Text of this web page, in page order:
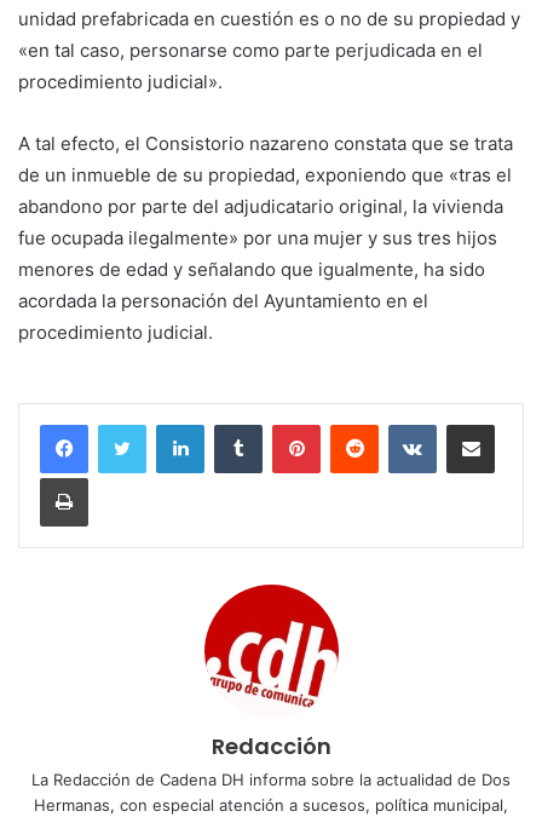
unidad prefabricada en cuestión es o no de su propiedad y
«en tal caso, personarse como parte perjudicada en el
procedimiento judicial».
A tal efecto, el Consistorio nazareno constata que se trata
de un inmueble de su propiedad, exponiendo que «tras el
abandono por parte del adjudicatario original, la vivienda
fue ocupada ilegalmente» por una mujer y sus tres hijos
menores de edad y señalando que igualmente, ha sido
acordada la personación del Ayuntamiento en el
procedimiento judicial.
LinkedInTumblr PinterestReddit VKontakteCompartir por
Imprimir
Redacción
La Redacción de Cadena DH informa sobre la actualidad de Dos
Hermanas, con especial atención a sucesos, política municipal,